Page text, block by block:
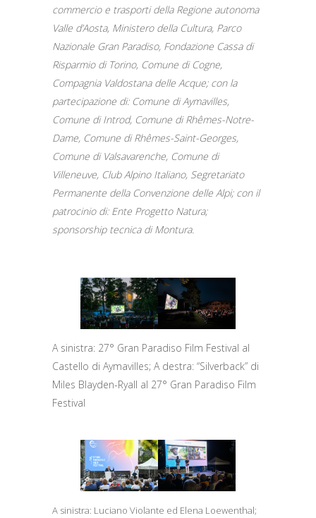
commercio e trasporti della Regione autonoma
Valle d’Aosta, Ministero della Cultura, Parco
Nazionale Gran Paradiso, Fondazione Cassa di
Risparmio di Torino, Comune di Cogne,
Compagnia Valdostana delle Acque; con la
partecipazione di: Comune di Aymavilles,
Comune di Introd, Comune di Rhêmes-Notre-
Dame, Comune di Rhêmes-Saint-Georges,
Comune di Valsavarenche, Comune di
Villeneuve, Club Alpino Italiano, Segretariato
Permanente della Convenzione delle Alpi; con il
patrocinio di: Ente Progetto Natura;
sponsorship tecnica di Montura.
A sinistra: 27° Gran Paradiso Film Festival al
Castello di Aymavilles; A destra: “Silverback” di
Miles Blayden-Ryall al 27° Gran Paradiso Film
Festival
A sinistra: Luciano Violante ed Elena Loewenthal;